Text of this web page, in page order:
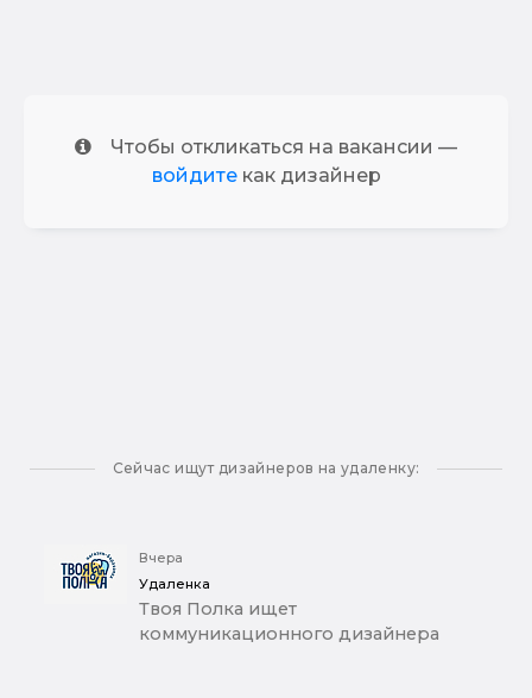
Чтобы откликаться на вакансии —
войдитекак дизайнер
Сейчас ищут дизайнеров на удаленку:
Вчера
Удаленка
Твоя Полка ищет
коммуникационного дизайнера